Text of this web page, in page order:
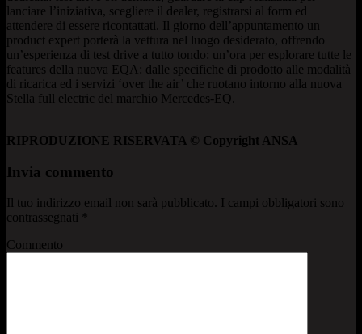
lanciare l’iniziativa, scegliere il dealer, registrarsi al form ed
attendere di essere ricontattati. Il giorno dell’appuntamento un
product expert porterà la vettura nel luogo desiderato, offrendo
un’esperienza di test drive a tutto tondo: un’ora per esplorare tutte le
features della nuova EQA: dalle specifiche di prodotto alle modalità
di ricarica ed i servizi ‘over the air’ che ruotano intorno alla nuova
Stella full electric del marchio Mercedes-EQ.
RIPRODUZIONE RISERVATA © Copyright ANSA
Invia commento
Il tuo indirizzo email non sarà pubblicato.
I campi obbligatori sono
contrassegnati
Commento